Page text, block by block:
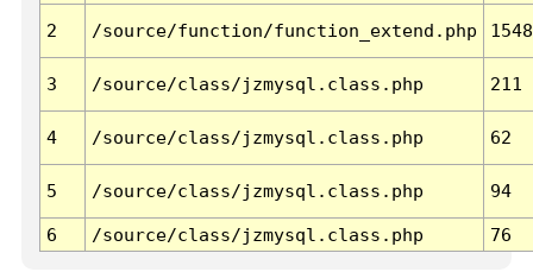
2 /source/function/function_extend.php 1548
3 /source/class/jzmysql.class.php 211
4 /source/class/jzmysql.class.php 62
5 /source/class/jzmysql.class.php 94
6 /source/class/jzmysql.class.php 76